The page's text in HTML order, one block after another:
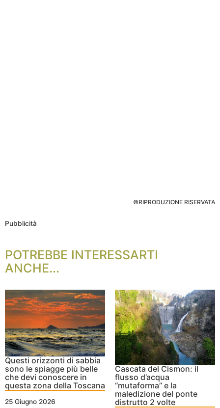
©RIPRODUZIONE RISERVATA
Pubblicità
POTREBBE INTERESSARTI
ANCHE...
Questi orizzonti di sabbia
sono le spiagge più belle
che devi conoscere in
questa zona della Toscana
25 Giugno 2026
Cascata del Cismon: il
flusso d’acqua
“mutaforma” e la
maledizione del ponte
distrutto 2 volte